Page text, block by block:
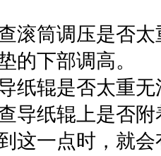
筒调压是否太
的下部调高。
辊是否太重无
纸辊上是否附
一点时，就会